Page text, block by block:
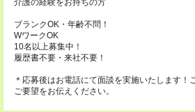
介護の経験をお持ちの方
ブランクOK・年齢不問！
WワークOK
10名以上募集中！
履歴書不要・来社不要！
＊応募後はお電話にて面談を実施いたします！
ご要望をお伝えください。